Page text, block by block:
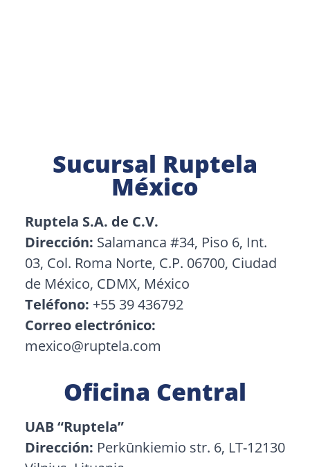
Sucursal Ruptela
México
Ruptela S.A. de C.V.
Dirección: Salamanca #34, Piso 6, Int.
03, Col. Roma Norte, C.P. 06700, Ciudad
de México, CDMX, México
Teléfono: +55 39 436792
Correo electrónico:
mexico@ruptela.com
Oficina Central
UAB “Ruptela”
Dirección: Perkūnkiemio str. 6, LT-12130